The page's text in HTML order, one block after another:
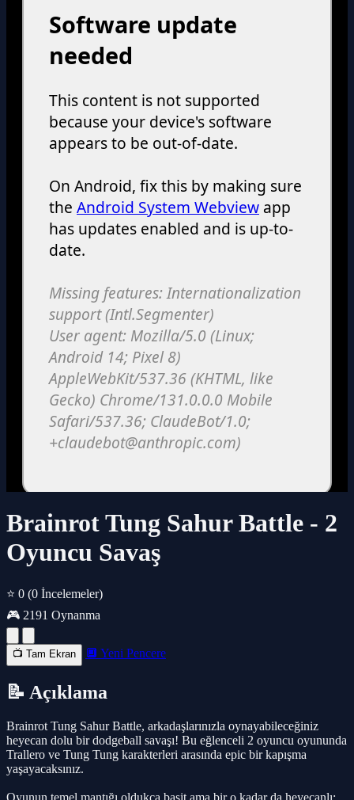
Brainrot Tung Sahur Battle - 2
Oyuncu Savaş
⭐ 0 (0 İncelemeler)
🎮 2191 Oynanma
📺 Tam Ekran 🔲 Yeni Pencere
📝 Açıklama
Brainrot Tung Sahur Battle, arkadaşlarınızla oynayabileceğiniz
heyecan dolu bir dodgeball savaşı! Bu eğlenceli 2 oyuncu oyununda
Trallero ve Tung Tung karakterleri arasında epic bir kapışma
yaşayacaksınız.
Oyunun temel mantığı oldukça basit ama bir o kadar da heyecanlı: